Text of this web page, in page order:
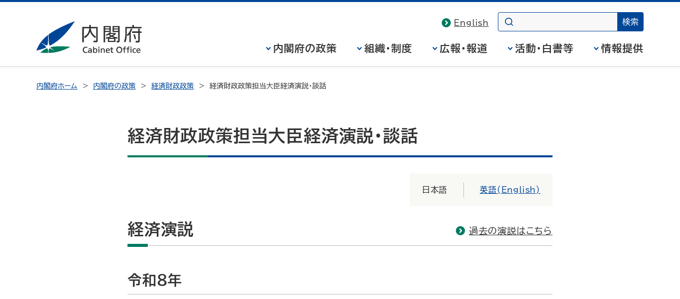
English
内閣府の政策 組織・制度 広報・報道 活動・白書等 情報提供
内閣府ホーム 内閣府の政策 経済財政政策 経済財政政策担当大臣経済演説・談話
経済財政政策担当大臣経済演説・談話
日本語 英語( English )
経済演説 過去の演説はこちら
令和8年